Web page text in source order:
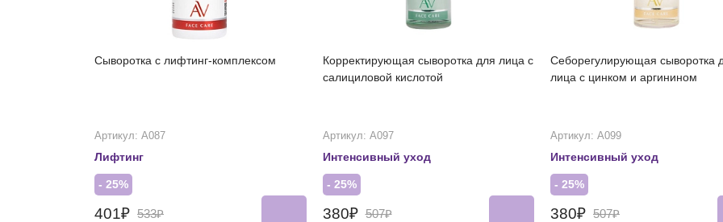
Сыворотка с лифтинг-комплексом
Артикул: А087
Лифтинг
- 25%
401₽ 533₽
Корректирующая сыворотка для лица с
салициловой кислотой
Артикул: А097
Интенсивный уход
- 25%
380₽ 507₽
Себорегулирующая сыворотка
лица с цинком и аргинином
Артикул: А099
Интенсивный уход
- 25%
380₽ 507₽